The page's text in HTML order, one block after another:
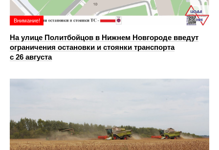
Внимание!
На улице Политбойцов в Нижнем Новгороде введут
ограничения остановки и стоянки транспорта
с 26 августа